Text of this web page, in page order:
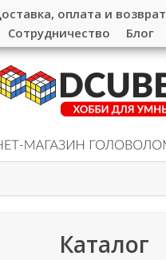
оплата и возврат
Сотрудничество Блог
Каталог